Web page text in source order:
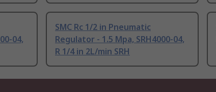
04,
SMC Rc 1/2 in Pneumatic
Regulator - 1.5 Mpa, SRH4000-04,
R 1/4 in 2L/min SRH